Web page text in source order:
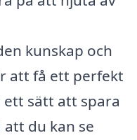
kunskap och
att få ett perfekt
sätt att spara
du kan se